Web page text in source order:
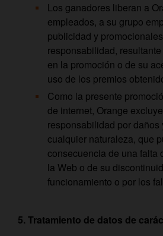
Los ganadores liberan a
empleados, a su grupo
publicidad y
responsabilidad,
en la promoción o de su
uso de los premios
Como la presente
de internet, Orange
responsabilidad por daños
cualquier naturaleza, que
consecuencia de una falta
la Web o de su
funcionamiento o por los
5. Tratamiento de datos de